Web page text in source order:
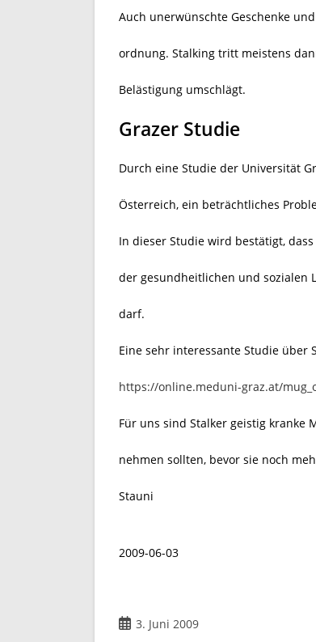
Auch unerwünschte Geschenke
ordnung. Stalking tritt meistens
Belästigung umschlägt.
Grazer Studie
Durch eine Studie der Universität
Österreich, ein beträchtliches
In dieser Studie wird bestätigt,
der gesundheitlichen und sozialen
darf.
Eine sehr interessante Studie über
https://online.meduni-graz.at/
Für uns sind Stalker geistig kranke
nehmen sollten, bevor sie noch
Stauni
2009-06-03
Beitrag
3. Juni 2009